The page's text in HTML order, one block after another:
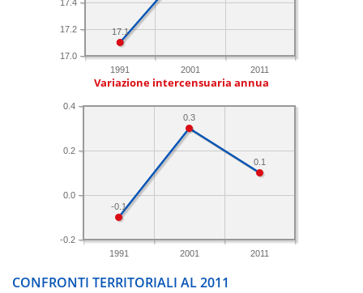
1991 2001 2011
17.0
17.2
17.4
17.1
Variazione intercensuaria annua
1991 2001 2011
-0.2
0.0
0.2
0.4
0.1
0.3
-0.1
CONFRONTI TERRITORIALI AL 2011